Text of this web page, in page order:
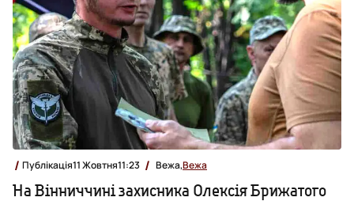
Публікація11 Жовтня11:23 Вежа,Вежа
На Вінниччині захисника Олексія Брижатого